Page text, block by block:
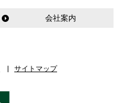
会社案内
サイトマップ